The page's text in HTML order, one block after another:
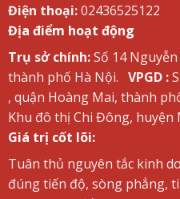
Điện thoại:02436525122
Địa điểm hoạt động
Trụ sở chính:Số 14
thành phố Hà Nội. VPGD :
, quận Hoàng Mai, thành
Khu đô thị Chi Đông, huyện
Giá trị cốt lõi:
Tuân thủ nguyên tắc kinh
đúng tiến độ, sòng phẳng,